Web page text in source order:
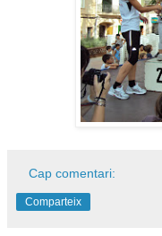
Cap comentari:
Comparteix